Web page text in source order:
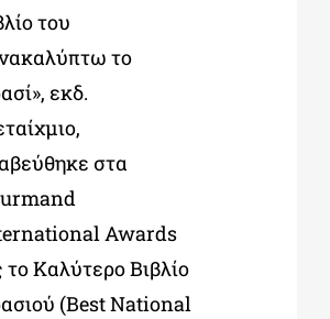
του
το
εκδ.
στα
Awards
Καλύτερο Βιβλίο
(Best National